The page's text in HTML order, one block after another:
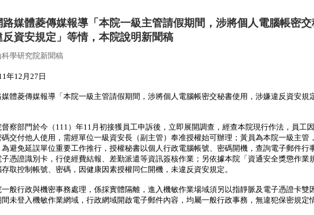
路媒體菱傳媒報導「本院一級主管請假期間，涉將個人電腦帳密交
反資安規定」等情，本院說明新聞稿
科學研究院新聞稿
年12月27日
體菱傳媒報導「本院一級主管請假期間， 涉將個人電腦帳密交秘書使用，涉嫌違反資安規
察部門於今（111）年11月初接獲員工申訴後， 立即展開調查，經查本院現行作法，員工
碼交付他人使用，需經單位一級資安長（副主管） 奉准授權始可辦理；黃員為本院一級主管
為避免延誤單位重要工作推行，授權秘書以個人行政電腦帳號、 密碼開機，查詢電子郵件行
憑證識別卡，行使經費結報、 差勤派遣等資訊簽核作業；另依據本院「資通安全獎懲作業
取控制帳號、密碼， 因健康因素授權同仁開機，未違反資安規定。
般行政與機密事務處理，係採實體隔離， 進入機敏作業場域須另以指靜脈及電子憑證卡雙
未登入機敏作業網域， 行政網域開啟電子郵件內容，均屬一般行政事務， 無違犯保密規定